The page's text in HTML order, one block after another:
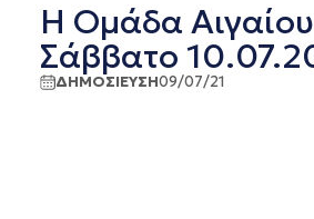
Η Ομάδα
Σάββατο
ΔΗΜΟΣΙΕΥΣΗ09/07/21